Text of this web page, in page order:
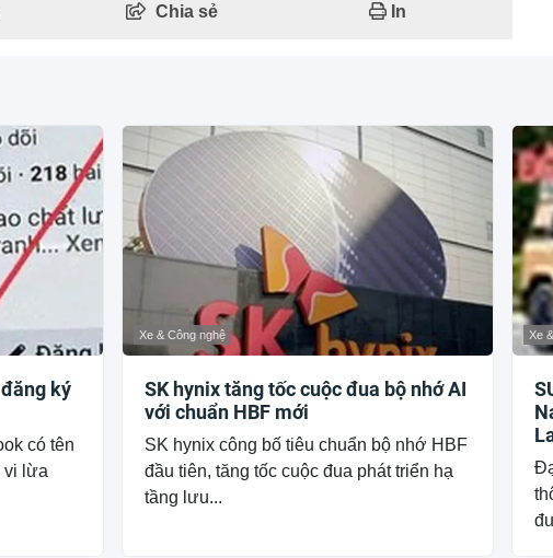
Chia sẻ In
ký
có tên
vi lừa
Xe & Công nghệ
SK hynix tăng tốc cuộc đua bộ nhớ AI
với chuẩn HBF mới
SK hynix công bố tiêu chuẩn bộ nhớ HBF
đầu tiên, tăng tốc cuộc đua phát triển hạ
tầng lưu...
Xe